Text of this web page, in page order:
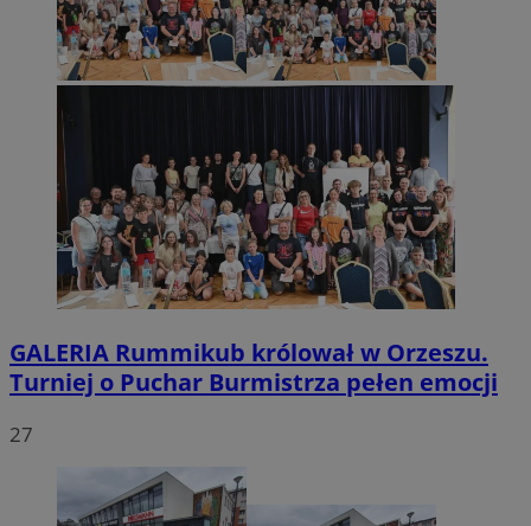
GALERIA Rummikub królował w Orzeszu.
Turniej o Puchar Burmistrza pełen emocji
27